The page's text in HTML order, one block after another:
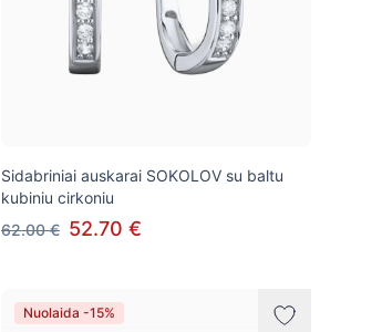
Sidabriniai auskarai SOKOLOV su baltu
kubiniu cirkoniu
62.00 € 52.70 €
Nuolaida -15%